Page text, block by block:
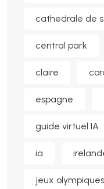
cathedrale de
central park
claire
espagne
guide virtuel IA
ia
jeux olympiques